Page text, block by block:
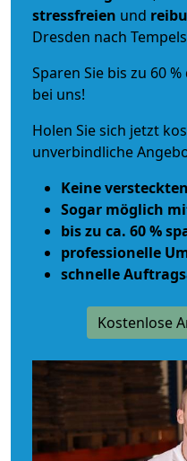
stressfreien und
Dresden nach
Sparen Sie bis zu 60
bei uns!
Holen Sie sich jetzt
unverbindliche
Keine
Sogar möglich
bis zu ca. 60 %
professionelle
schnelle
Kostenlose